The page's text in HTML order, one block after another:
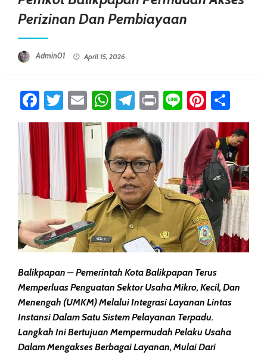
Perizinan Dan Pembiayaan
Admin01 April 15, 2026
Facebook
Twitter
EmailWhatsApp
Telegram
PrintLine
Balikpapan – Pemerintah Kota Balikpapan Terus
Memperluas Penguatan Sektor Usaha Mikro, Kecil, Dan
Menengah (UMKM) Melalui Integrasi Layanan Lintas
Instansi Dalam Satu Sistem Pelayanan Terpadu.
Langkah Ini Bertujuan Mempermudah Pelaku Usaha
Dalam Mengakses Berbagai Layanan, Mulai Dari